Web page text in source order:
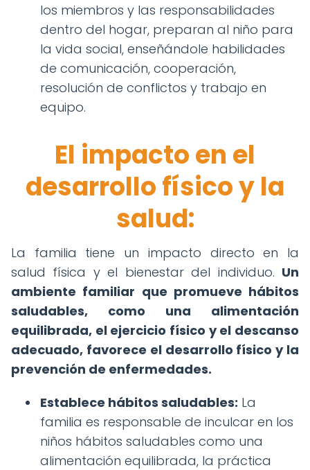
los miembros y las responsabilidades
dentro del hogar, preparan al niño para
la vida social, enseñándole habilidades
de comunicación, cooperación,
resolución de conflictos y trabajo en
equipo.
El impacto en el
desarrollo físico y la
salud:
La familia tiene un impacto directo en la
salud física y el bienestar del individuo. Un
ambiente familiar que promueve hábitos
saludables, como una alimentación
equilibrada, el ejercicio físico y el descanso
adecuado, favorece el desarrollo físico y la
prevención de enfermedades.
Establece hábitos saludables: La
familia es responsable de inculcar en los
niños hábitos saludables como una
alimentación equilibrada, la práctica